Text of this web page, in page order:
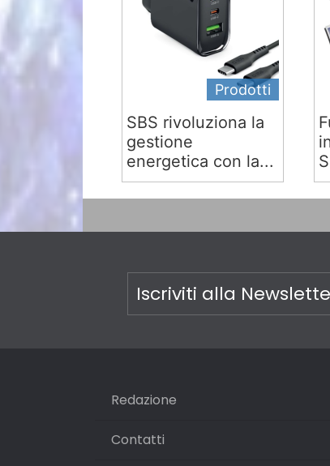
Prodotti
SBS rivoluziona la
gestione
energetica con la...
Iscriviti alla
Redazione
Contatti